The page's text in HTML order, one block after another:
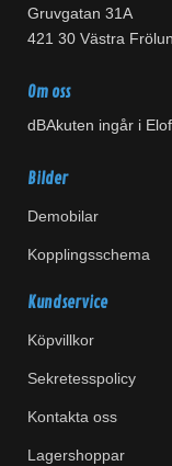
Gruvgatan 31A
421 30 Västra
Om oss
dBAkuten ingår i
Bilder
Demobilar
Kopplingsschema
Kundservice
Köpvillkor
Sekretesspolicy
Kontakta oss
Lagershoppar